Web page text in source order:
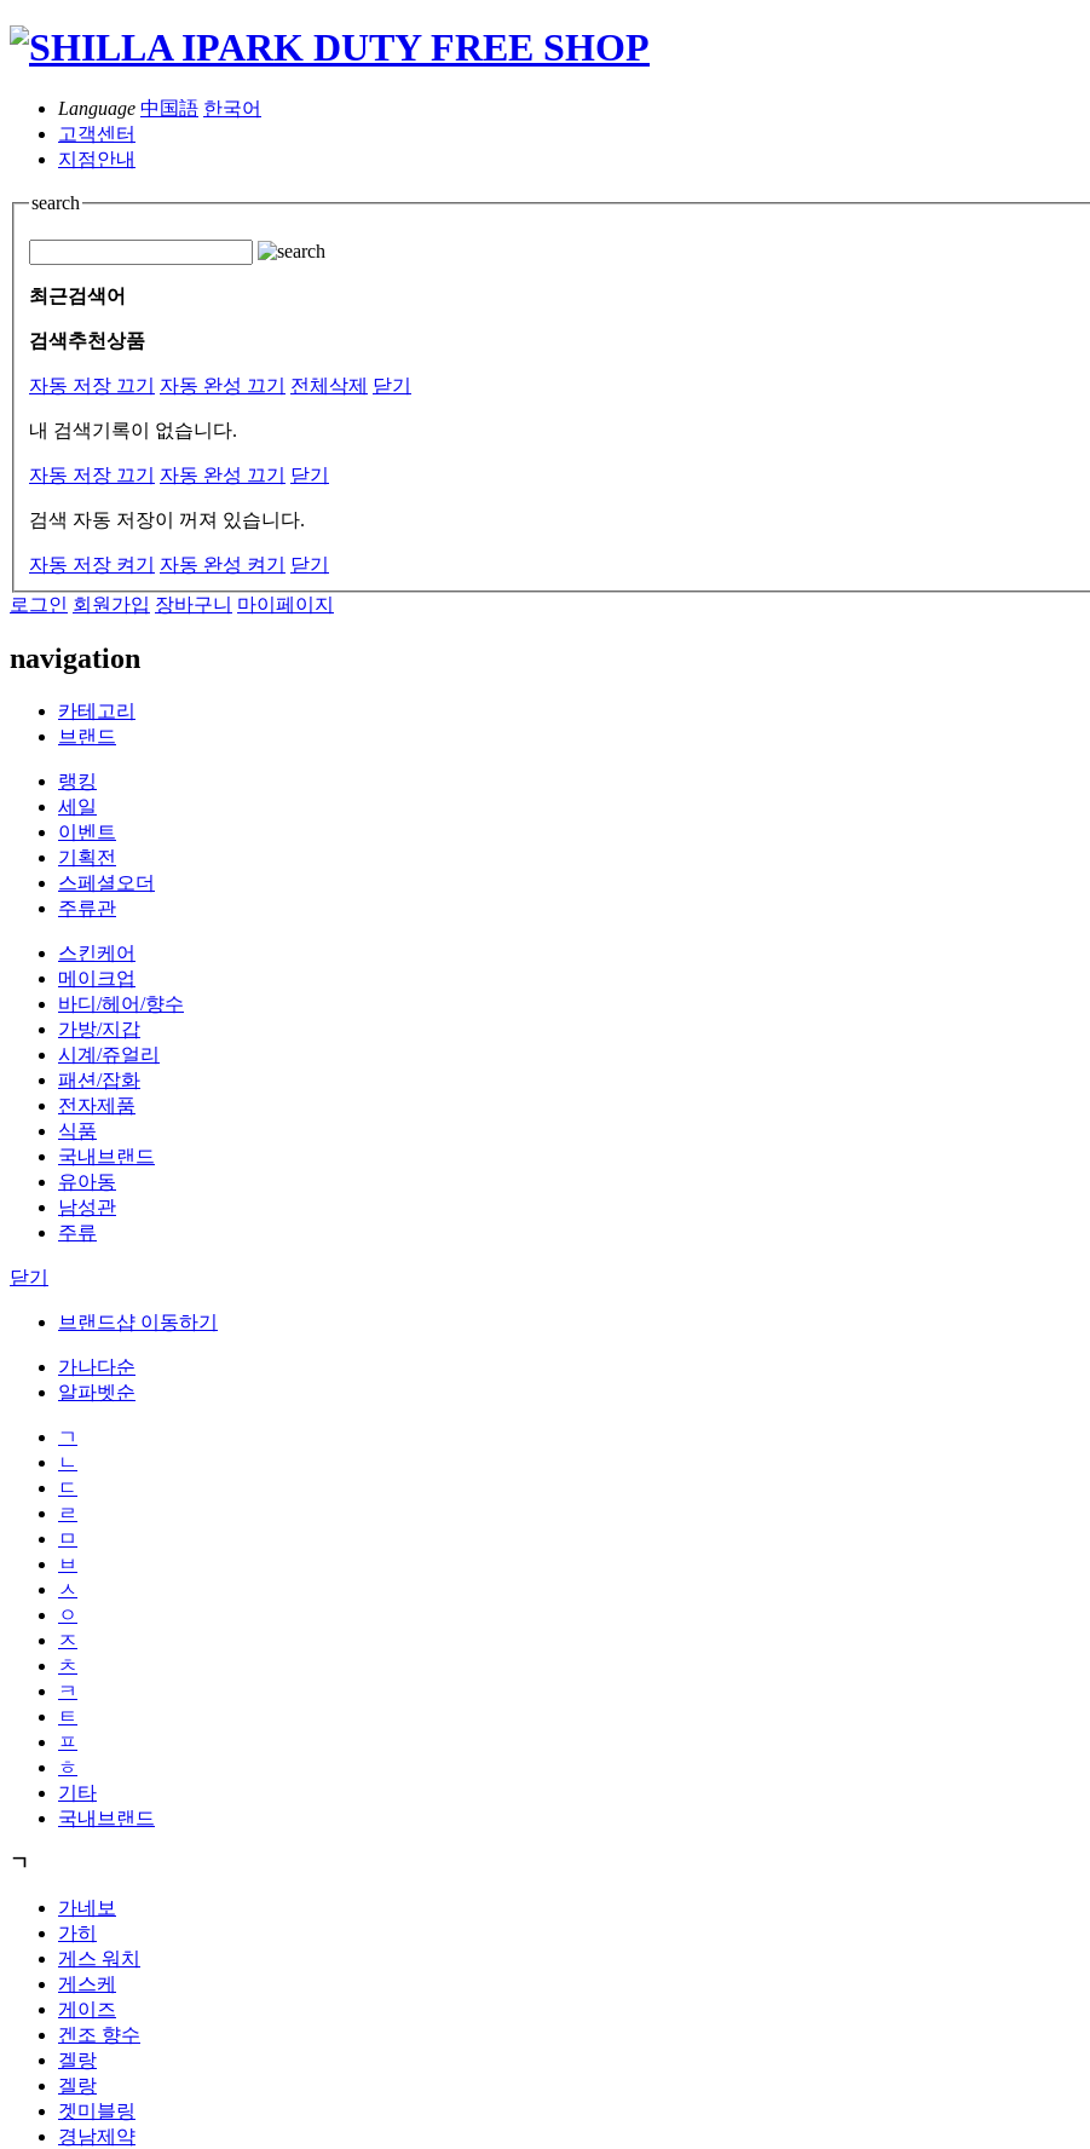
Language 中国語 한국어
고객센터
지점안내
search
최근검색어
검색추천상품
자동 저장 끄기 자동 완성 끄기 전체삭제 닫기
내 검색기록이 없습니다.
자동 저장 끄기 자동 완성 끄기 닫기
검색 자동 저장이 꺼져 있습니다.
자동 저장 켜기 자동 완성 켜기
닫기
로그인 회원가입 장바구니 마이페이지
navigation
카테고리
브랜드
랭킹
세일
이벤트
기획전
스페셜오더
주류관
스킨케어
메이크업
바디/헤어/향수
가방/지갑
시계/쥬얼리
패션/잡화
전자제품
식품
국내브랜드
유아동
남성관
주류
닫기
브랜드샵 이동하기
가나다순
알파벳순
ㄱ
ㄴ
ㄷ
ㄹ
ㅁ
ㅂ
ㅅ
ㅇ
ㅈ
ㅊ
ㅋ
ㅌ
ㅍ
ㅎ
기타
국내브랜드
ㄱ
가네보
가히
게스 워치
게스케
게이즈
겐조 향수
겔랑
겔랑
겟미블링
경남제약